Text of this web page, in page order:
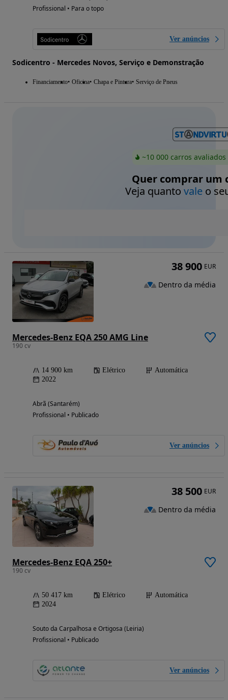
Profissional • Para o topo
Ver anúncios
Sodicentro - Mercedes Novos, Serviço e Demonstração
Financiamento Oficina Chapa e Pintura Serviço de Pneus
~10 000 carros
Quer comprar um
Veja quanto valeo
Mercedes-Benz EQA 250 AMG Line
190 cv
14 900 km Elétrico
Automática
2022
Abrã (Santarém)
Profissional • Publicado
Ver anúncios
38 900 EUR
Dentro da média
Mercedes-Benz EQA 250+
190 cv
50 417 km Elétrico
Automática
2024
Souto da Carpalhosa e Ortigosa (Leiria)
Profissional • Publicado
Ver anúncios
38 500 EUR
Dentro da média